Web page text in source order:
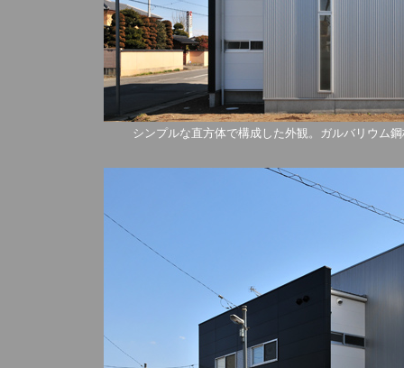
シンプルな直方体で構成した外観。ガルバリウム